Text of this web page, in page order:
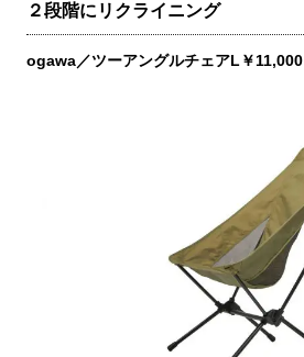
２段階にリクライニング
ogawa／ツーアングルチェアL￥11,000